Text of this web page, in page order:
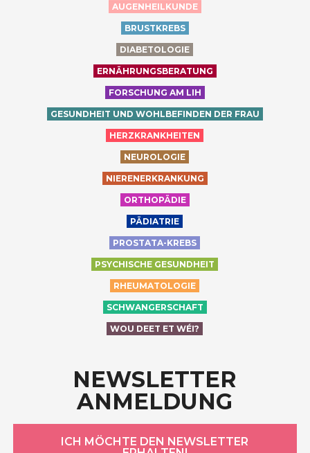
AUGENHEILKUNDE
BRUSTKREBS
DIABETOLOGIE
ERNÄHRUNGSBERATUNG
FORSCHUNG AM LIH
GESUNDHEIT UND WOHLBEFINDEN DER FRAU
HERZKRANKHEITEN
NEUROLOGIE
NIERENERKRANKUNG
ORTHOPÄDIE
PÄDIATRIE
PROSTATA-KREBS
PSYCHISCHE GESUNDHEIT
RHEUMATOLOGIE
SCHWANGERSCHAFT
WOU DEET ET WÉI?
NEWSLETTER
ANMELDUNG
ICH MÖCHTE DEN NEWSLETTER